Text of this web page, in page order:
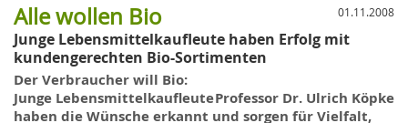
01.11.2008
Alle wollen Bio
Junge Lebensmittelkaufleute haben Erfolg mit
kundengerechten Bio-Sortimenten
Professor Dr. Ulrich Köpke
Der Verbraucher will Bio:
Junge Lebensmittelkaufleute
haben die Wünsche erkannt und sorgen für Vielfalt,